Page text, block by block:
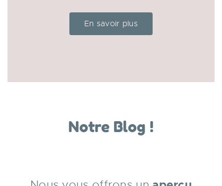
En savoir plus
Notre Blog !